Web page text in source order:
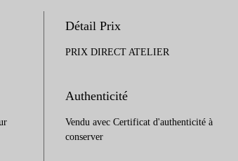
Détail Prix
PRIX DIRECT ATELIER
Authenticité
Vendu avec Certificat d'authenticité à
conserver